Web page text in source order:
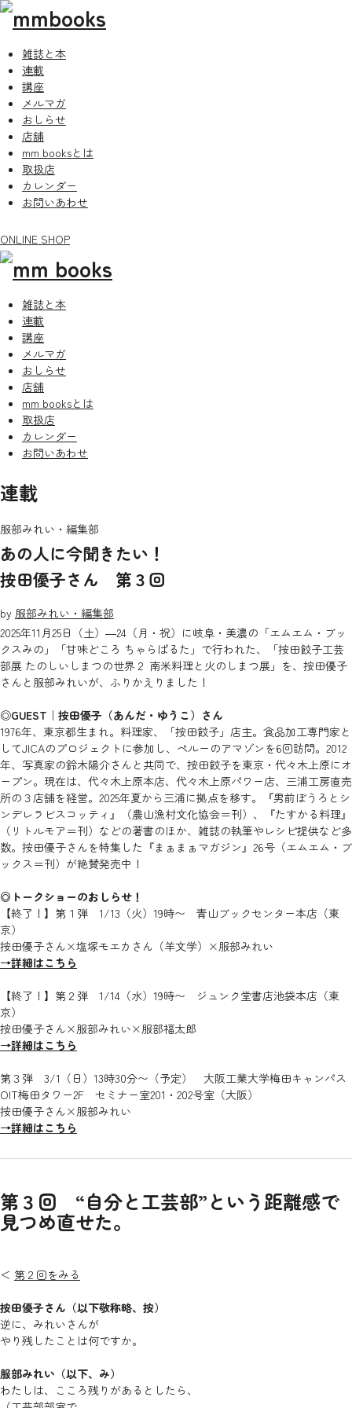
雑誌と本
連載
講座
メルマガ
おしらせ
店舗
mm booksとは
取扱店
カレンダー
お問いあわせ
ONLINE SHOP
雑誌と本
連載
講座
メルマガ
おしらせ
店舗
mm booksとは
取扱店
カレンダー
お問いあわせ
連載
服部みれい・編集部
あの人に今聞きたい！
按田優子さん 第３回
by 服部みれい・編集部
2025年11月25日（土）―24（月・祝）に岐阜・美濃の「エムエム・ブッ
クスみの」「甘味どころ ちゃらぱるた」で行われた、「按田餃子工芸
部展 たのしいしまつの世界２ 南米料理と火のしまつ展」を、按田優子
さんと服部みれいが、ふりかえりました！
◎GUEST｜按田優子（あんだ・ゆうこ）さん
1976年、東京都生まれ。料理家、「按田餃子」店主。食品加工専門家と
してJICAのプロジェクトに参加し、ペルーのアマゾンを6回訪問。2012
年、写真家の鈴木陽介さんと共同で、按田餃子を東京・代々木上原にオ
ープン。現在は、代々木上原本店、代々木上原パワー店、三浦工房直売
所の３店舗を経営。2025年夏から三浦に拠点を移す。『男前ぼうろとシ
ンデレラビスコッティ』（農山漁村文化協会＝刊）、『たすかる料理』
（リトルモア＝刊）などの著書のほか、雑誌の執筆やレシピ提供など多
数。按田優子さんを特集した『まぁまぁマガジン』26号（エムエム・ブ
ックス＝刊）が絶賛発売中！
◎トークショーのおしらせ！
【終了！】第１弾 1/13（火）19時〜 青山ブックセンター本店（東
京）
按田優子さん×塩塚モエカさん（羊文学）×服部みれい
→詳細はこちら
【終了！】第２弾 1/14（水）19時〜 ジュンク堂書店池袋本店（東
京）
按田優子さん×服部みれい×服部福太郎
→詳細はこちら
第３弾 3/1（日）13時30分〜（予定） 大阪工業大学梅田キャンパス
OIT梅田タワー2F セミナー室201・202号室（大阪）
按田優子さん×服部みれい
→詳細はこちら
第３回 “自分と工芸部”という距離感で
見つめ直せた。
＜ 第２回をみる
按田優子さん（以下敬称略、按）
逆に、みれいさんが
やり残したことは何ですか。
服部みれい（以下、み）
わたしは、こころ残りがあるとしたら、